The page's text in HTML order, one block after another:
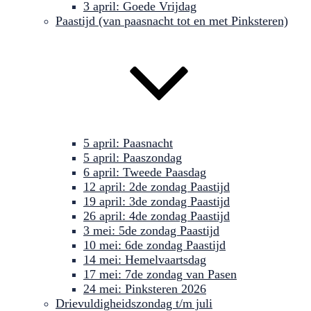
3 april: Goede Vrijdag
Paastijd (van paasnacht tot en met Pinksteren)
5 april: Paasnacht
5 april: Paaszondag
6 april: Tweede Paasdag
12 april: 2de zondag Paastijd
19 april: 3de zondag Paastijd
26 april: 4de zondag Paastijd
3 mei: 5de zondag Paastijd
10 mei: 6de zondag Paastijd
14 mei: Hemelvaartsdag
17 mei: 7de zondag van Pasen
24 mei: Pinksteren 2026
Drievuldigheidszondag t/m juli